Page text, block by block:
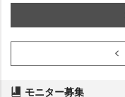
モニター募集